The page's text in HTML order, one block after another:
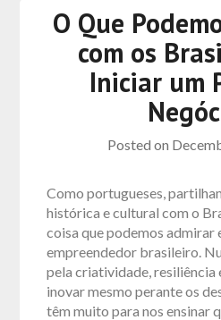
O Que
com os
Iniciar um
Posted on
Como portugueses,
histórica e cultural com o
coisa que podemos admirar
empreendedor brasileiro.
pela criatividade, resiliência
inovar mesmo perante os
têm muito para nos ensinar